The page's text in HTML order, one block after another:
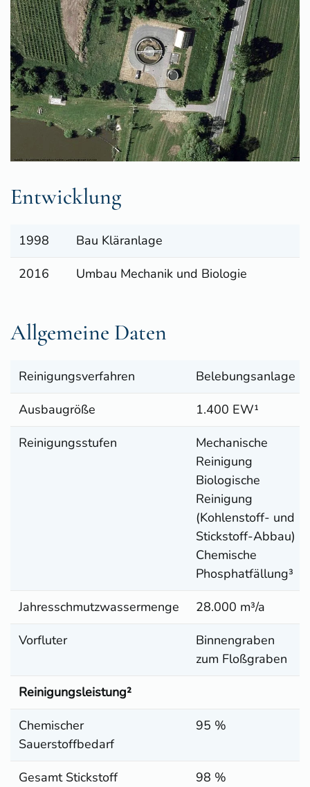
Entwicklung
1998
Bau Kläranlage
2016
Umbau Mechanik und Biologie
Allgemeine Daten
Reinigungsverfahren
Belebungsanlage
Ausbaugröße
1.400 EW¹
Reinigungsstufen
Mechanische
Reinigung
Biologische
Reinigung
(Kohlenstoff- und
Stickstoff-Abbau)
Chemische
Phosphatfällung³
Jahresschmutzwassermenge
28.000 m³/a
Vorfluter
Binnengraben
zum Floßgraben
Reinigungsleistung²
Chemischer
Sauerstoffbedarf
95 %
Gesamt Stickstoff
98 %